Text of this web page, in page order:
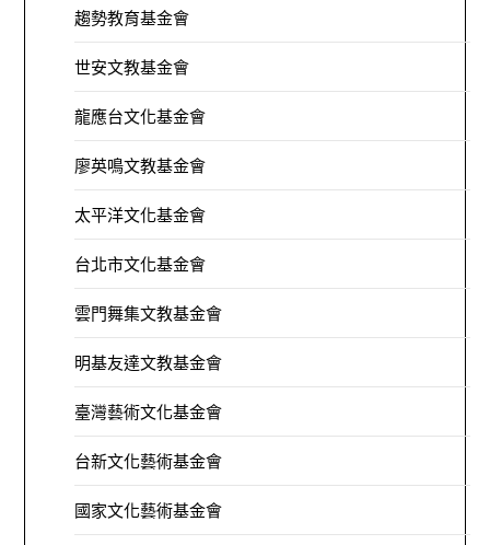
趨勢教育基金會
世安文教基金會
龍應台文化基金會
廖英鳴文教基金會
太平洋文化基金會
台北市文化基金會
雲門舞集文教基金會
明基友達文教基金會
臺灣藝術文化基金會
台新文化藝術基金會
國家文化藝術基金會